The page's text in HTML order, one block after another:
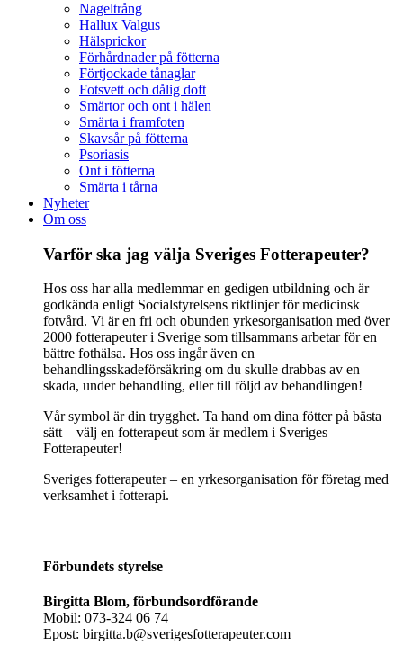
Nageltrång
Hallux Valgus
Hälsprickor
Förhårdnader på fötterna
Förtjockade tånaglar
Fotsvett och dålig doft
Smärtor och ont i hälen
Smärta i framfoten
Skavsår på fötterna
Psoriasis
Ont i fötterna
Smärta i tårna
Nyheter
Om oss
Varför ska jag välja Sveriges Fotterapeuter?
Hos oss har alla medlemmar en gedigen utbildning och är
godkända enligt Socialstyrelsens riktlinjer för medicinsk
fotvård. Vi är en fri och obunden yrkesorganisation med över
2000 fotterapeuter i Sverige som tillsammans arbetar för en
bättre fothälsa. Hos oss ingår även en
behandlingsskadeförsäkring om du skulle drabbas av en
skada, under behandling, eller till följd av behandlingen!
Vår symbol är din trygghet. Ta hand om dina fötter på bästa
sätt – välj en fotterapeut som är medlem i Sveriges
Fotterapeuter!
Sveriges fotterapeuter – en yrkesorganisation för företag med
verksamhet i fotterapi.
Förbundets styrelse
Birgitta Blom, förbundsordförande
Mobil: 073-324 06 74
Epost: birgitta.b@sverigesfotterapeuter.com